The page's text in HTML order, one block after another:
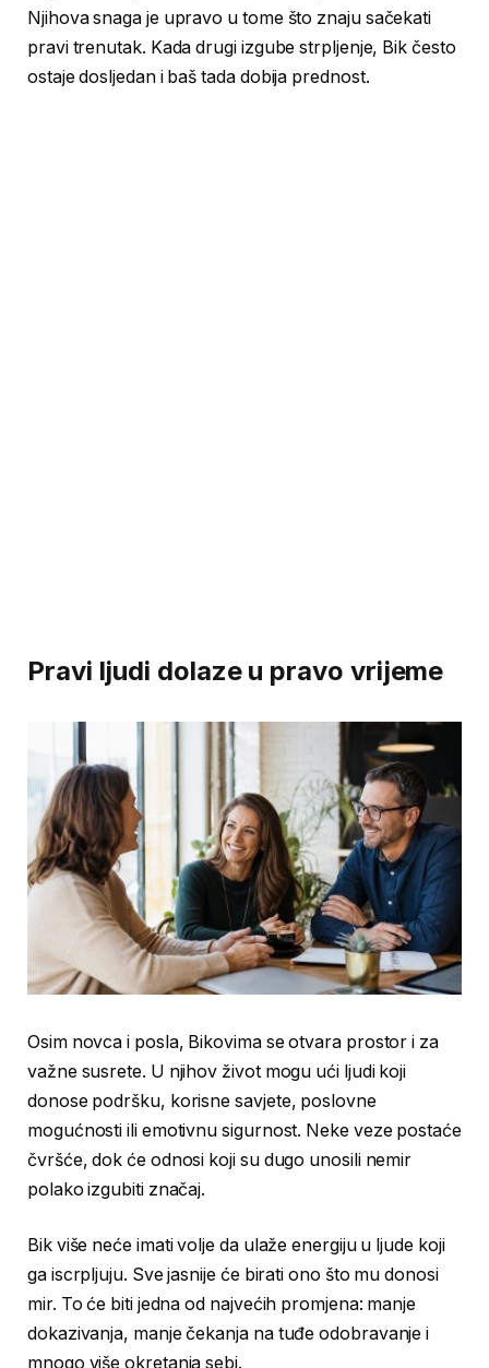
Njihova snaga je upravo u tome što znaju sačekati
pravi trenutak. Kada drugi izgube strpljenje, Bik često
ostaje dosljedan i baš tada dobija prednost.
Pravi ljudi dolaze u pravo vrijeme
Osim novca i posla, Bikovima se otvara prostor i za
važne susrete. U njihov život mogu ući ljudi koji
donose podršku, korisne savjete, poslovne
mogućnosti ili emotivnu sigurnost. Neke veze postaće
čvršće, dok će odnosi koji su dugo unosili nemir
polako izgubiti značaj.
Bik više neće imati volje da ulaže energiju u ljude koji
ga iscrpljuju. Sve jasnije će birati ono što mu donosi
mir. To će biti jedna od najvećih promjena: manje
dokazivanja, manje čekanja na tuđe odobravanje i
mnogo više okretanja sebi.